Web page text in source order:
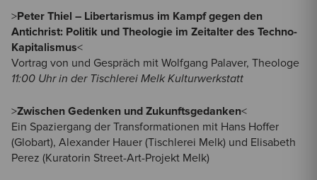
>Peter Thiel – Libertarismus im Kampf gegen den
Antichrist: Politik und Theologie im Zeitalter des Techno-
Kapitalismus<
Vortrag von und Gespräch mit Wolfgang Palaver, Theologe
11:00 Uhr in der Tischlerei Melk Kulturwerkstatt
>Zwischen Gedenken und Zukunftsgedanken<
Ein Spaziergang der Transformationen mit Hans Hoffer
(Globart), Alexander Hauer (Tischlerei Melk) und Elisabeth
Perez (Kuratorin Street-Art-Projekt Melk)